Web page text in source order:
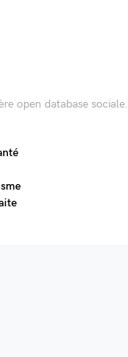
open database sociale.